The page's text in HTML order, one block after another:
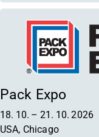
Pack Expo
18. 10. – 21. 10. 2026
USA, Chicago